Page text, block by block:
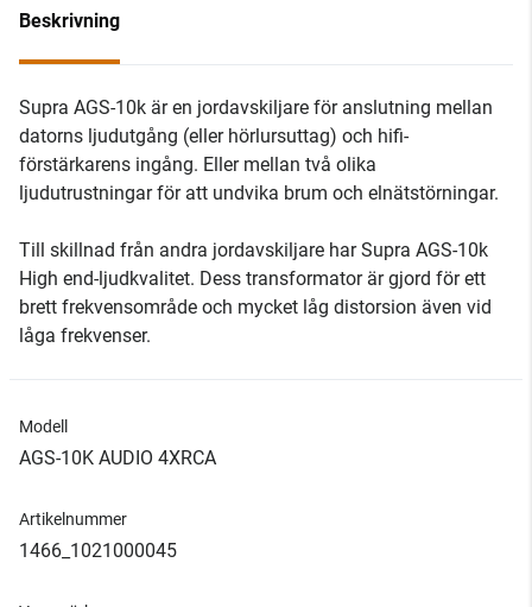
Beskrivning
Supra AGS-10k är en jordavskiljare för anslutning mellan
datorns ljudutgång (eller hörlursuttag) och hifi-
förstärkarens ingång. Eller mellan två olika
ljudutrustningar för att undvika brum och elnätstörningar.
Till skillnad från andra jordavskiljare har Supra AGS-10k
High end-ljudkvalitet. Dess transformator är gjord för ett
brett frekvensområde och mycket låg distorsion även vid
låga frekvenser.
Modell
AGS-10K AUDIO 4XRCA
Artikelnummer
1466_1021000045